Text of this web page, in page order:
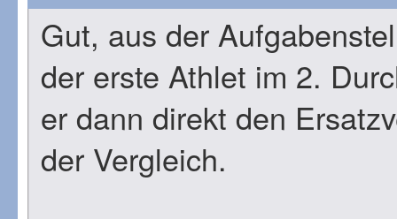
Gut, aus der
der erste Athlet im 2.
er dann direkt den
der Vergleich.